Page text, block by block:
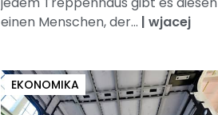
einen Menschen, der... | wjacej
EKONOMIKA